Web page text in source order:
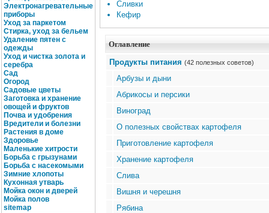
Электронагревательные
приборы
Уход за паркетом
Стирка, уход за бельем
Удаление пятен с
одежды
Уход и чистка золота и
серебра
Сад
Огород
Садовые цветы
Заготовка и хранение
овощей и фруктов
Почва и удобрения
Вредители и болезни
Растения в доме
Здоровье
Маленькие хитрости
Борьба с грызунами
Борьба с насекомыми
Зимние хлопоты
Кухонная утварь
Мойка окон и дверей
Мойка полов
sitemap
Сливки
Кефир
Оглавление
Продукты питания (42 полезных советов)
Арбузы и дыни
Абрикосы и персики
Виноград
О полезных свойствах картофеля
Приготовление картофеля
Хранение картофеля
Слива
Вишня и черешня
Рябина